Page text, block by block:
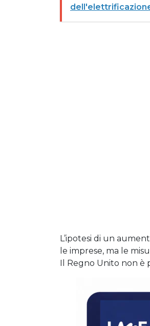
L’ipotesi di un
le imprese, ma le
Il Regno Unito non è